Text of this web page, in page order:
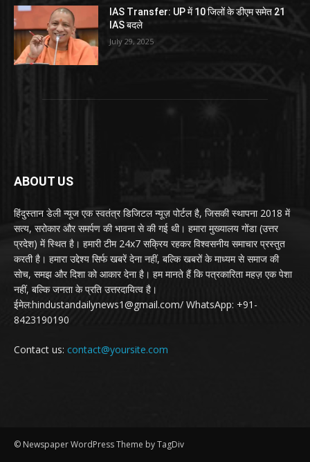
IAS Transfer: UP में 10 जिलों के डीएम समेत 21
IAS बदले
July 29, 2025
ABOUT US
हिंदुस्तान डेली न्यूज एक स्वतंत्र डिजिटल न्यूज़ पोर्टल है, जिसकी स्थापना 2018 में
सत्य, सरोकार और समर्पण की भावना से की गई थी। हमारा मुख्यालय गोंडा (उत्तर
प्रदेश) में स्थित है। हमारी टीम 24x7 सक्रिय रहकर विश्वसनीय समाचार प्रस्तुत
करती है। हमारा उद्देश्य सिर्फ खबरें देना नहीं, बल्कि खबरों के माध्यम से समाज की
सोच, समझ और दिशा को आकार देना है। हम मानते हैं कि पत्रकारिता महज़ एक पेशा
नहीं, बल्कि जनता के प्रति उत्तरदायित्व है।
ईमेल:hindustandailynews1@gmail.com/ WhatsApp: +91-
8423190190
Contact us: contact@yoursite.com
© Newspaper WordPress Theme by TagDiv